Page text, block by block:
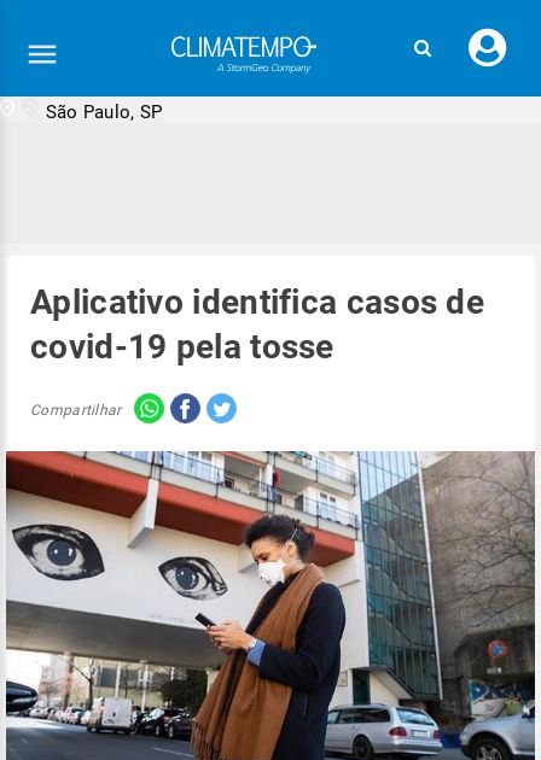
seu
São Paulo, SP
Aplicativo identifica casos de
covid-19 pela tosse
Compartilhar